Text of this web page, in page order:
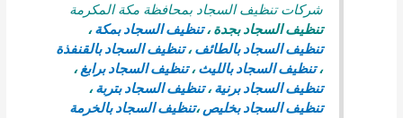
شركات تنظيف السجاد بمحافظة مكة المكرمة
تنظيف السجاد بجدة،تنظيف السجاد بمكة،
تنظيف السجاد بالطائف،تنظيف السجاد بالقنفذة
،تنظيف السجاد بالليث،تنظيف السجاد برابغ،
تنظيف السجاد برنية،تنظيف السجاد بتربة،
تنظيف السجاد بخليص،تنظيف السجاد بالخرمة